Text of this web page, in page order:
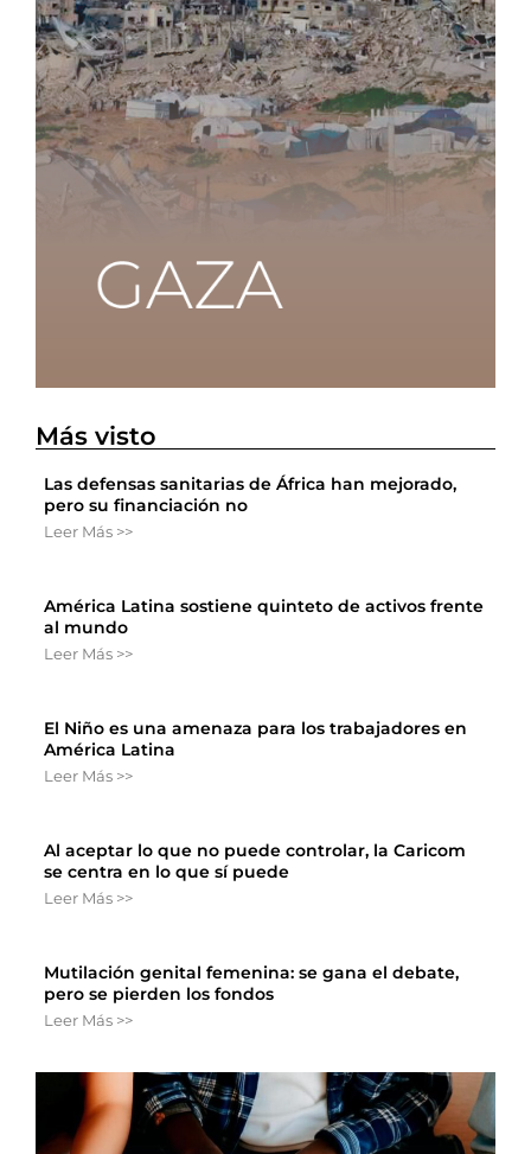
Más visto
Las defensas sanitarias de África han mejorado,
pero su financiación no
Leer Más >>
América Latina sostiene quinteto de activos frente
al mundo
Leer Más >>
El Niño es una amenaza para los trabajadores en
América Latina
Leer Más >>
Al aceptar lo que no puede controlar, la Caricom
se centra en lo que sí puede
Leer Más >>
Mutilación genital femenina: se gana el debate,
pero se pierden los fondos
Leer Más >>